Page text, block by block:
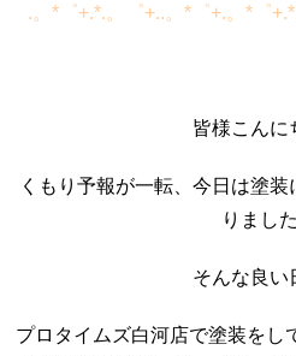
.。*゜+.*.。゜+..。*゜+.。*゜
皆様こんに
くもり予報が一転、今日は塗
りました
そんな良い
プロタイムズ白河店で塗装をし